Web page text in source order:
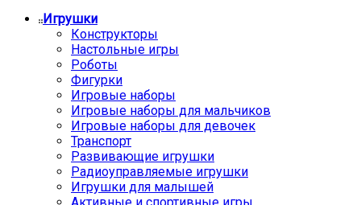
Игрушки
Конструкторы
Настольные игры
Роботы
Фигурки
Игровые наборы
Игровые наборы для мальчиков
Игровые наборы для девочек
Транспорт
Развивающие игрушки
Радиоуправляемые игрушки
Игрушки для малышей